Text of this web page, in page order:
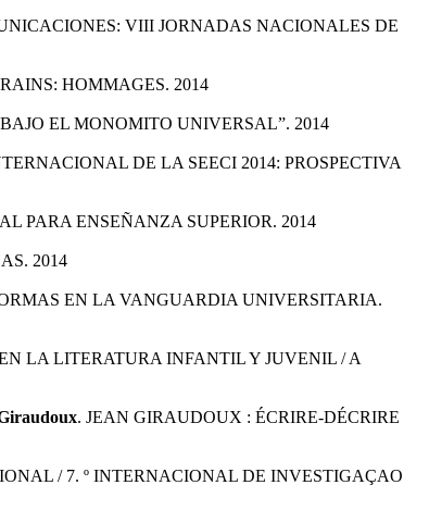
VIII JORNADAS NACIONALES DE
HOMMAGES. 2014
EL MONOMITO UNIVERSAL”. 2014
DE LA SEECI 2014: PROSPECTIVA
PARA ENSEÑANZA SUPERIOR. 2014
2014
EN LA VANGUARDIA UNIVERSITARIA.
LA LITERATURA INFANTIL Y JUVENIL / A
. JEAN GIRAUDOUX : ÉCRIRE-DÉCRIRE
/ 7. º INTERNACIONAL DE INVESTIGAÇAO